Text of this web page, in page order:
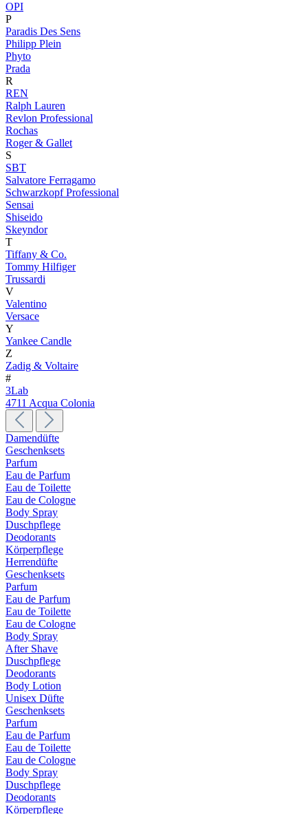
OPI
P
Paradis Des Sens
Philipp Plein
Phyto
Prada
R
REN
Ralph Lauren
Revlon Professional
Rochas
Roger & Gallet
S
SBT
Salvatore Ferragamo
Schwarzkopf Professional
Sensai
Shiseido
Skeyndor
T
Tiffany & Co.
Tommy Hilfiger
Trussardi
V
Valentino
Versace
Y
Yankee Candle
Z
Zadig & Voltaire
#
3Lab
4711 Acqua Colonia
Damendüfte
Geschenksets
Parfum
Eau de Parfum
Eau de Toilette
Eau de Cologne
Body Spray
Duschpflege
Deodorants
Körperpflege
Herrendüfte
Geschenksets
Parfum
Eau de Parfum
Eau de Toilette
Eau de Cologne
Body Spray
After Shave
Duschpflege
Deodorants
Body Lotion
Unisex Düfte
Geschenksets
Parfum
Eau de Parfum
Eau de Toilette
Eau de Cologne
Body Spray
Duschpflege
Deodorants
Körperpflege